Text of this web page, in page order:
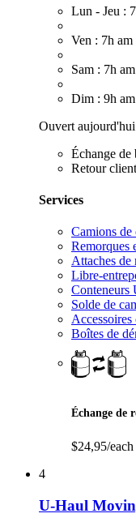
Lun - Jeu :
Ven : 7h am
Sam : 7h
Dim : 9h
Ouvert
Échange de
Retour
Services
Camions de
Remorques
Attaches de
Libre-
Conteneurs
Solde de
Accessoires
Boîtes de
Échange de
$24,95/each
4
U-Haul